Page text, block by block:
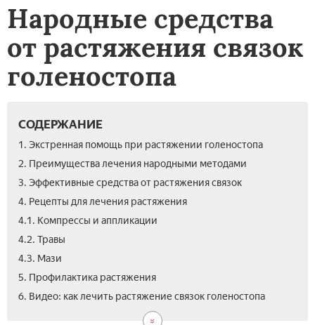
Народные средства
от растяжения связок
голеностопа
СОДЕРЖАНИЕ
1. Экстренная помощь при растяжении голеностопа
2. Преимущества лечения народными методами
3. Эффективные средства от растяжения связок
4. Рецепты для лечения растяжения
4.1. Компрессы и аппликации
4.2. Травы
4.3. Мази
5. Профилактика растяжения
6. Видео: как лечить растяжение связок голеностопа